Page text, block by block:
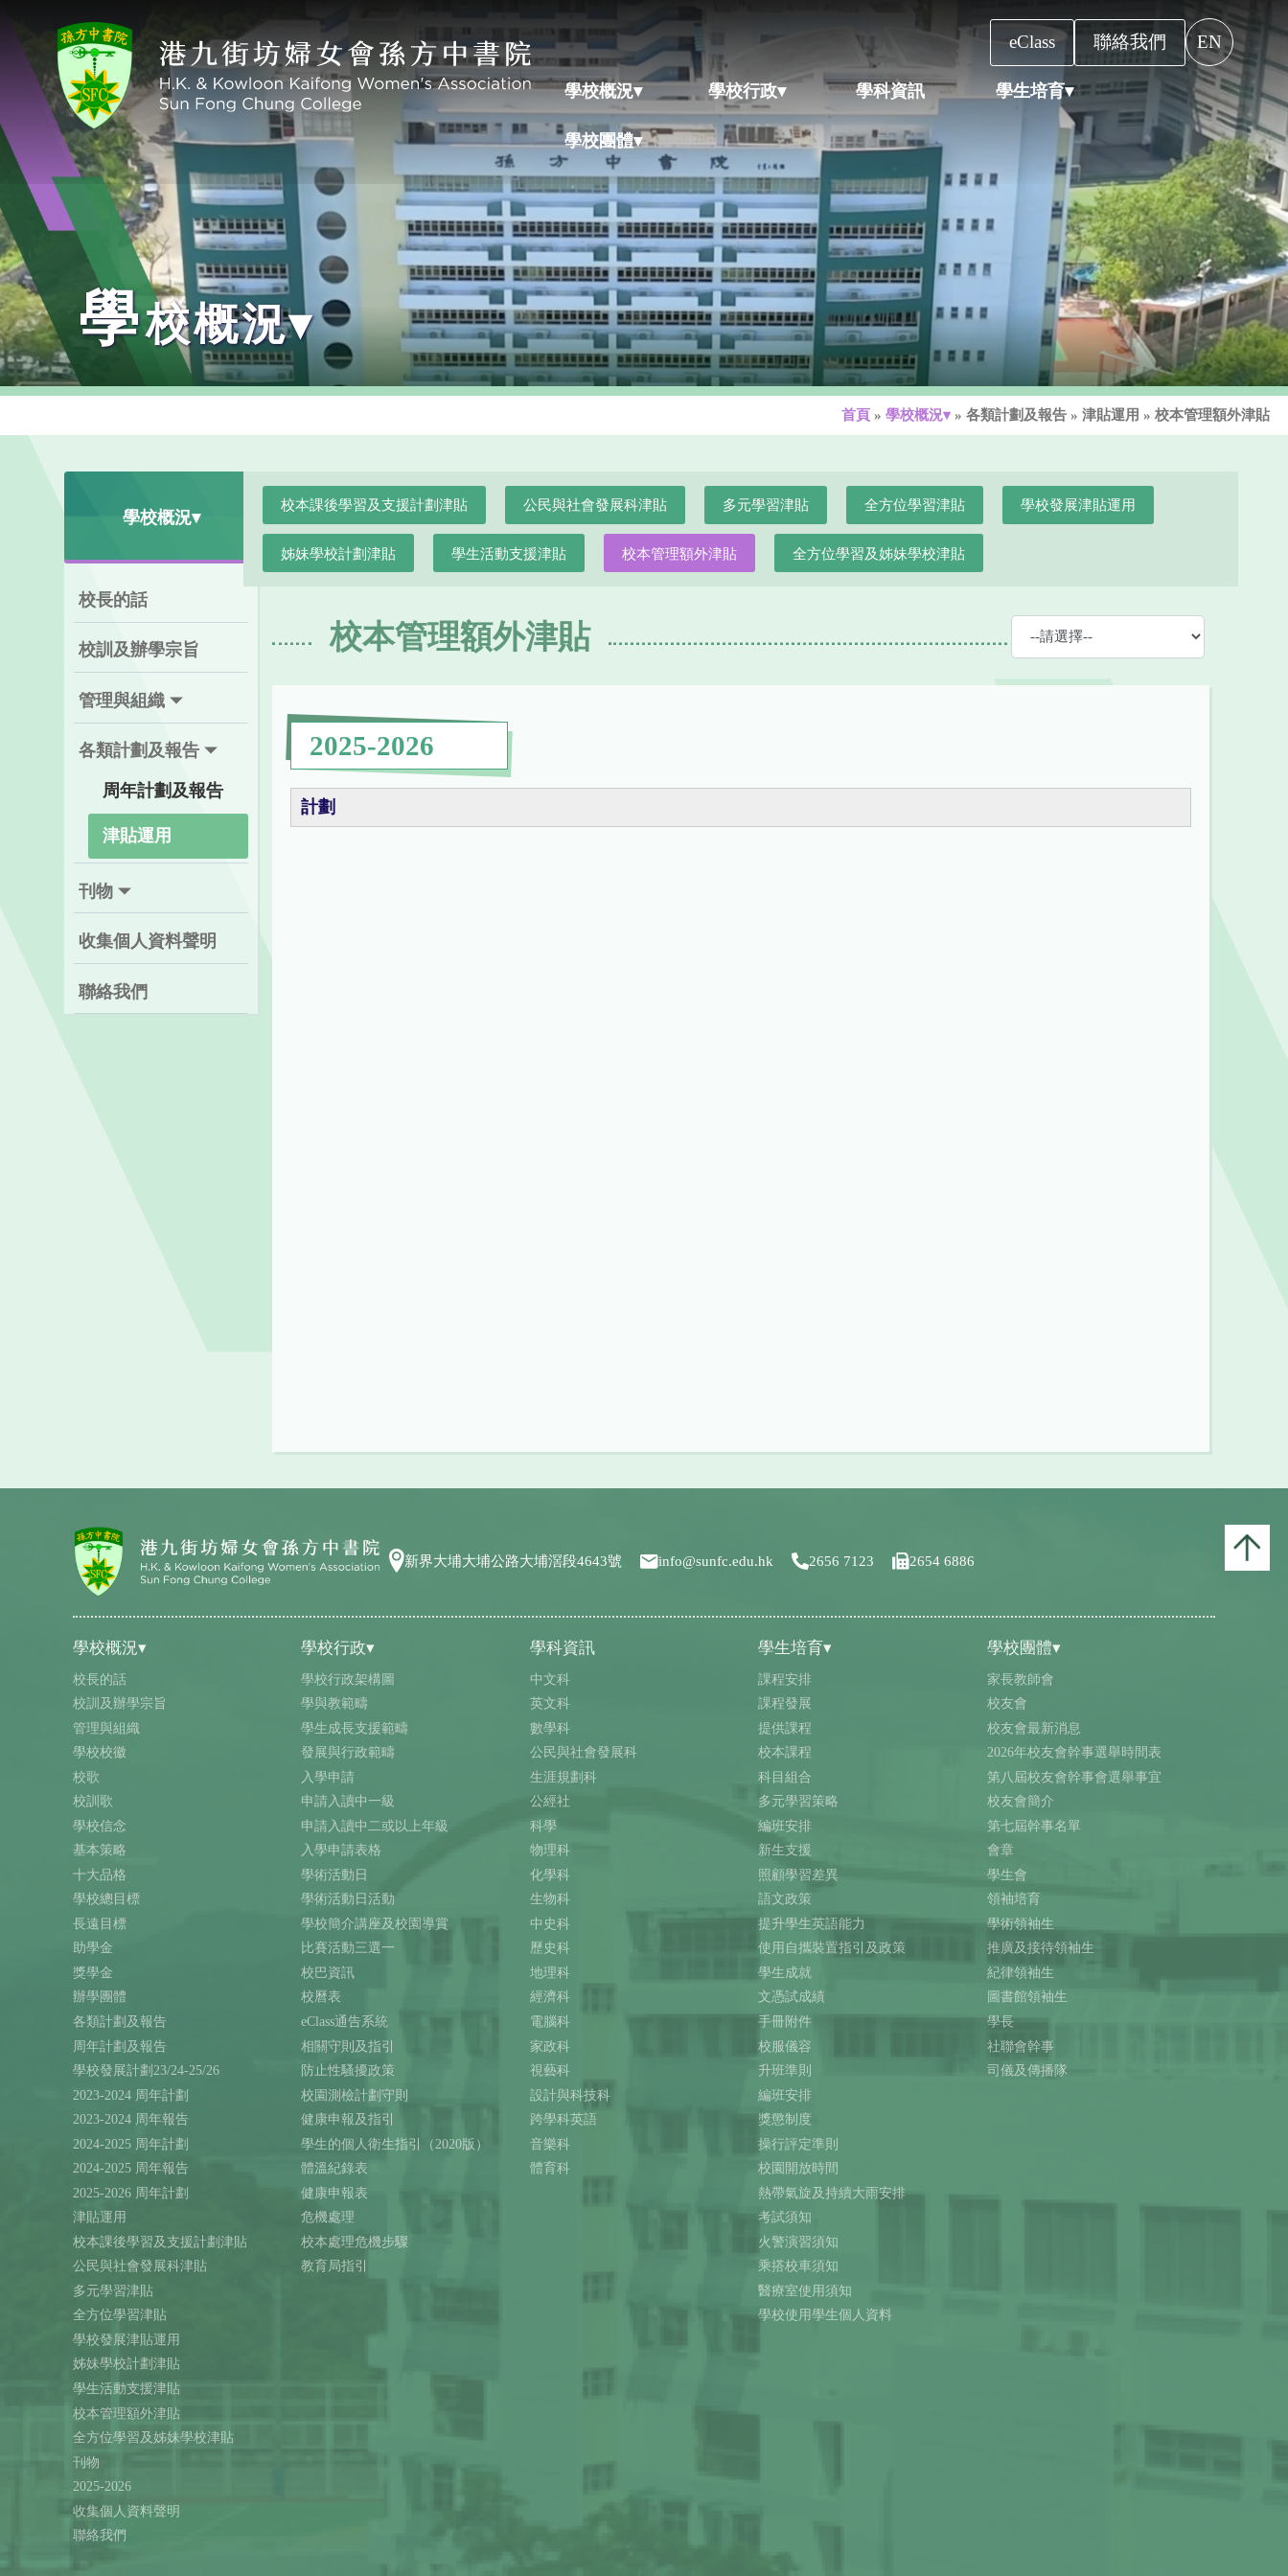
eClass 聯絡我們 EN
學校概況▾ 學校行政▾ 學科資訊 學生培育▾
學校團體▾
學校概況▾
首頁 » 學校概況▾ » 各類計劃及報告 » 津貼運用 » 校本管理額外津貼
學校概況▾
校長的話
校訓及辦學宗旨
管理與組織
各類計劃及報告
周年計劃及報告
津貼運用
刊物
收集個人資料聲明
聯絡我們
校本課後學習及支援計劃津貼 公民與社會發展科津貼 多元學習津貼 全方位學習津貼 學校發展津貼運用
姊妹學校計劃津貼 學生活動支援津貼 校本管理額外津貼 全方位學習及姊妹學校津貼
校本管理額外津貼
2025-2026
計劃
新界大埔大埔公路大埔滘段4643號 info@sunfc.edu.hk 2656 7123 2654 6886
學校概況▾
校長的話
校訓及辦學宗旨
管理與組織
學校校徽
校歌
校訓歌
學校信念
基本策略
十大品格
學校總目標
長遠目標
助學金
獎學金
辦學團體
各類計劃及報告
周年計劃及報告
學校發展計劃23/24-25/26
2023-2024 周年計劃
2023-2024 周年報告
2024-2025 周年計劃
2024-2025 周年報告
2025-2026 周年計劃
津貼運用
校本課後學習及支援計劃津貼
公民與社會發展科津貼
多元學習津貼
全方位學習津貼
學校發展津貼運用
姊妹學校計劃津貼
學生活動支援津貼
校本管理額外津貼
全方位學習及姊妹學校津貼
刊物
2025-2026
收集個人資料聲明
聯絡我們
學校行政▾
學校行政架構圖
學與教範疇
學生成長支援範疇
發展與行政範疇
入學申請
申請入讀中一級
申請入讀中二或以上年級
入學申請表格
學術活動日
學術活動日活動
學校簡介講座及校園導賞
比賽活動三選一
校巴資訊
校曆表
eClass通告系統
相關守則及指引
防止性騷擾政策
校園測檢計劃守則
健康申報及指引
學生的個人衛生指引（2020版）
體溫紀錄表
健康申報表
危機處理
校本處理危機步驟
教育局指引
學科資訊
中文科
英文科
數學科
公民與社會發展科
生涯規劃科
公經社
科學
物理科
化學科
生物科
中史科
歷史科
地理科
經濟科
電腦科
家政科
視藝科
設計與科技科
跨學科英語
音樂科
體育科
學生培育▾
課程安排
課程發展
提供課程
校本課程
科目組合
多元學習策略
編班安排
新生支援
照顧學習差異
語文政策
提升學生英語能力
使用自攜裝置指引及政策
學生成就
文憑試成績
手冊附件
校服儀容
升班準則
編班安排
獎懲制度
操行評定準則
校園開放時間
熱帶氣旋及持續大雨安排
考試須知
火警演習須知
乘搭校車須知
醫療室使用須知
學校使用學生個人資料
學校團體▾
家長教師會
校友會
校友會最新消息
2026年校友會幹事選舉時間表
第八屆校友會幹事會選舉事宜
校友會簡介
第七屆幹事名單
會章
學生會
領袖培育
學術領袖生
推廣及接待領袖生
紀律領袖生
圖書館領袖生
學長
社聯會幹事
司儀及傳播隊